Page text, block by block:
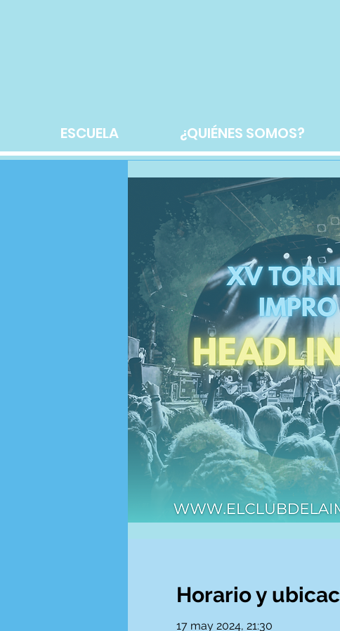
ESCUELA ¿QUIÉNES SOMOS?
Horario y
17 may 2024, 21:30